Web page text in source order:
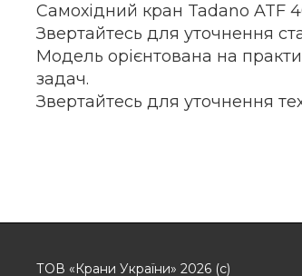
Самохідний кран Tadano ATF
Звертайтесь для уточнення
Модель орієнтована на
задач.
Звертайтесь для уточнення
ТОВ «Крани України» 2026 (с)